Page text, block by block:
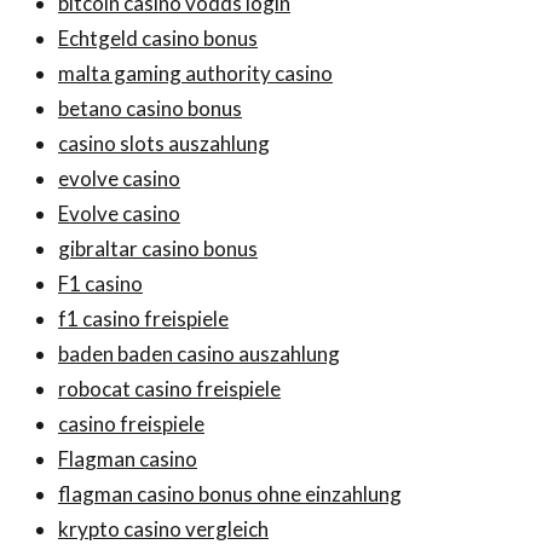
Echtgeld casino bonus
malta gaming authority casino
betano casino bonus
casino slots auszahlung
evolve casino
Evolve casino
gibraltar casino bonus
F1 casino
f1 casino freispiele
baden baden casino auszahlung
robocat casino freispiele
casino freispiele
Flagman casino
flagman casino bonus ohne einzahlung
krypto casino vergleich